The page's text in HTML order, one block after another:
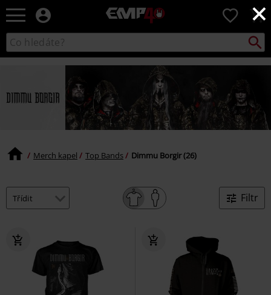
×
EMP
Hudba,
filmy
seriály,
Merch
pro
hráče,
Alternativní
0
Katalog
vyhledávání
Merch kapel Top Bands Dimmu Borgir (26)
Filtr